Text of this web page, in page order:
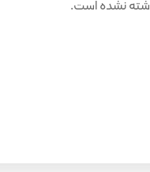
نشده است.